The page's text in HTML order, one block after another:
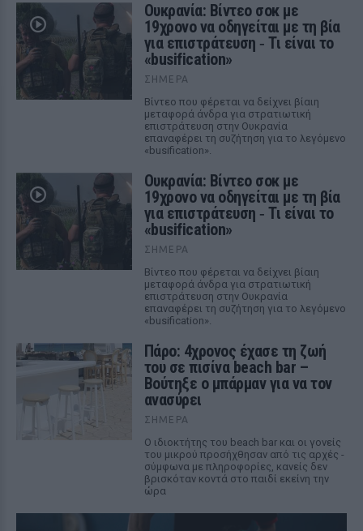
Ουκρανία: Βίντεο σοκ με
19χρονο να οδηγείται με τη βία
για επιστράτευση ‑ Τι είναι το
«busification»
ΣΉΜΕΡΑ
Βίντεο που φέρεται να δείχνει βίαιη
μεταφορά άνδρα για στρατιωτική
επιστράτευση στην Ουκρανία
επαναφέρει τη συζήτηση για το λεγόμενο
«busification».
Ουκρανία: Βίντεο σοκ με
19χρονο να οδηγείται με τη βία
για επιστράτευση ‑ Τι είναι το
«busification»
ΣΉΜΕΡΑ
Βίντεο που φέρεται να δείχνει βίαιη
μεταφορά άνδρα για στρατιωτική
επιστράτευση στην Ουκρανία
επαναφέρει τη συζήτηση για το λεγόμενο
«busification».
Πάρο: 4χρονος έχασε τη ζωή
του σε πισίνα beach bar –
Βούτηξε ο μπάρμαν για να τον
ανασύρει
ΣΉΜΕΡΑ
Ο ιδιοκτήτης του beach bar και οι γονείς
του μικρού προσήχθησαν από τις αρχές -
σύμφωνα με πληροφορίες, κανείς δεν
βρισκόταν κοντά στο παιδί εκείνη την
ώρα